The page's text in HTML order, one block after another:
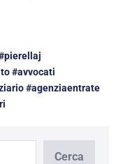
#avvocati
#agenziaentrate
Cerca